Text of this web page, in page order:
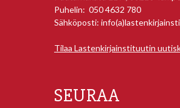
Puhelin: 050 4632 780
Sähköposti:
Tilaa Lastenkirjainstituutin
SEURAA